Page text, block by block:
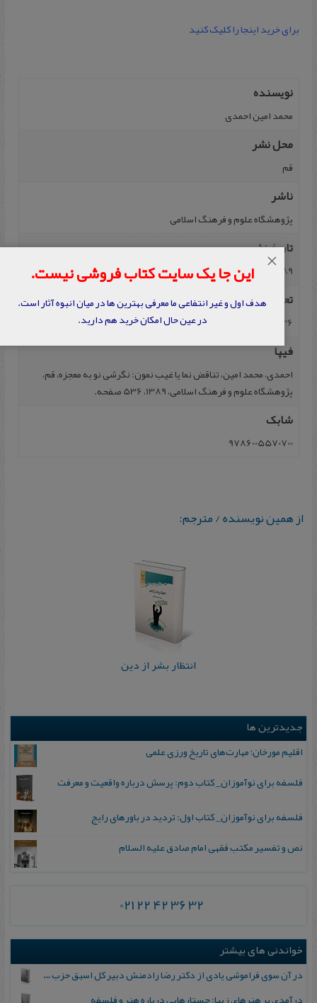
برای خرید اینجا را کلیک کنید
نویسنده
محمد امین‌ احمدی
محل نشر
قم
ناشر
پژوهشگاه‌ علوم‌ و فرهنگ‌ اسلامی‌
تاریخ نشر
1389
تعداد صفحه
536
فیپا
احمدی، محمد امین، تناقض نما یا غیب نمون: نگرشی نو به معجزه، قم،
پژوهشگاه‌ علوم‌ و فرهنگ‌ اسلامی‌، 1389، 536 صفحه.
شابک
9786005570700
از همین نویسنده / مترجم:
انتظار بشر از دین
جدیدترین ها
اقلیم مورخان؛ مهارت‌های تاریخ ورزی علمی
فلسفه برای نوآموزان_ کتاب دوم: پرسش درباره واقعیت و معرفت
فلسفه برای نوآموزان_ کتاب اول: تردید در باورهای رایج
نص و تفسیر مکتب فقهی امام صادق علیه السلام
021 22 42 36 32
خواندنی های بیشتر
در آن‌ سوی‌ فراموشی‌ یادی‌ از دکتر رضا رادمنش‌ دبیر کل‌ اسبق‌ حزب‌ توده‌ ایران
این جا یک سایت کتاب فروشی نیست.
هدف اول و غیر انتفاعی ما معرفی بهترین ها در میان انبوه آثار است.
در عین حال امکان خرید هم دارید.
×